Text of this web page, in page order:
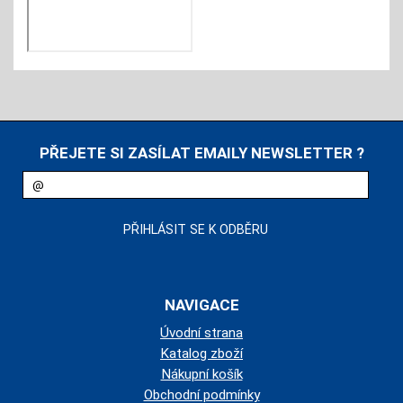
PŘEJETE SI ZASÍLAT EMAILY NEWSLETTER ?
NAVIGACE
Úvodní strana
Katalog zboží
Nákupní košík
Obchodní podmínky